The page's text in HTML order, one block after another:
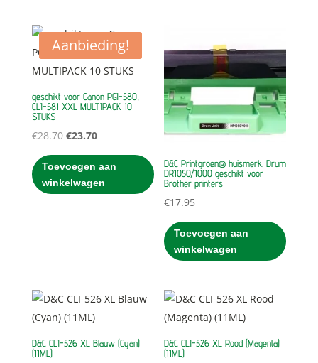
Aanbieding!
geschikt voor Canon PGI-580,
CLI-581 XXL MULTIPACK 10
STUKS
€28.70 Oorspronkelijke
prijs
was:
€28.70.
€23.70Huidige
prijs
is:
€23.70.
Toevoegen aan
winkelwagen
D&C Printgroen® huismerk. Drum
DR1050/1000 geschikt voor
Brother printers
€17.95
Toevoegen aan
winkelwagen
D&C CLI-526 XL Blauw (Cyan)
(11ML)
D&C CLI-526 XL Rood (Magenta)
(11ML)